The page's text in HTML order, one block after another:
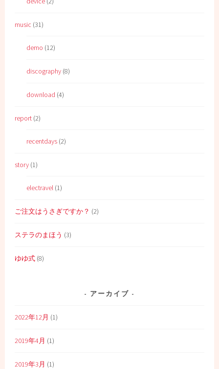
music (31)
demo (12)
discography (8)
download (4)
report (2)
recentdays (2)
story (1)
electravel (1)
ご注文はうさぎですか？ (2)
ステラのまほう (3)
ゆゆ式 (8)
アーカイブ
2022年12月 (1)
2019年4月 (1)
2019年3月 (1)